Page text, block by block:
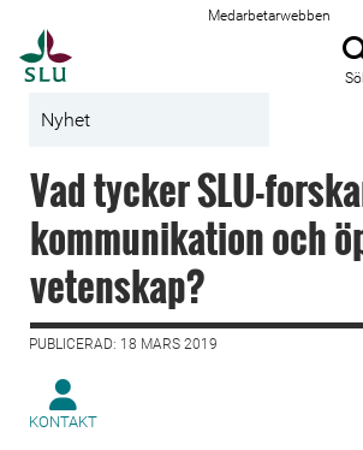
Medarbetarwebben
Nyhet
Vad tycker SLU-
kommunikation och
vetenskap?
PUBLICERAD: 18 MARS 2019
KONTAKT